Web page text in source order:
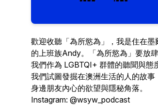
歡迎收聽「為所慾為」，我是住在墨
的上班族Andy。「為所慾為」要放
我們作為 LGBTQI+ 群體的聽聞與態
我們試圖發掘在澳洲生活的人的故事
身邊朋友內心的欲望與隱秘角落。
Instagram: @wsyw_podcast